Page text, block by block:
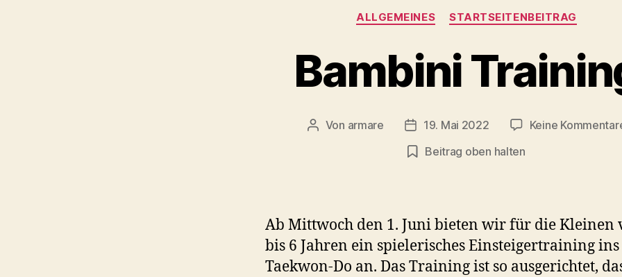
Kategorien
ALLGEMEINES STARTSEITENBEITRAG
Bambini
Beitragsautor
Von armare Beitragsdatum
19. Mai 2022
Keine
Beitrag oben halten
Ab Mittwoch den 1. Juni bieten wir für die Kleinen
bis 6 Jahren ein spielerisches Einsteigertraining ins
Taekwon-Do an. Das Training ist so ausgerichtet,